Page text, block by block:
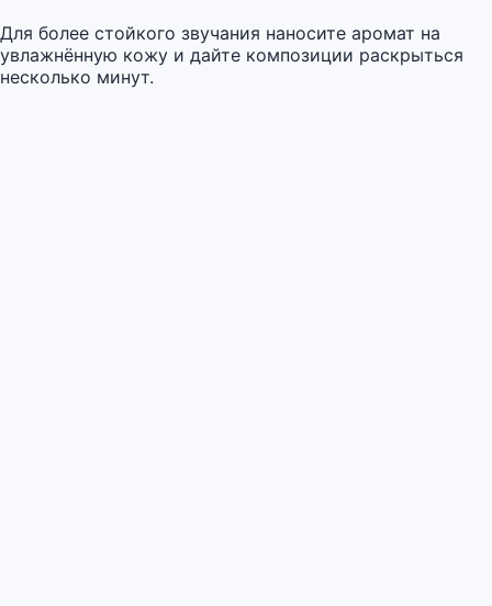
Для более стойкого звучания наносите аромат на
увлажнённую кожу и дайте композиции раскрыться
несколько минут.